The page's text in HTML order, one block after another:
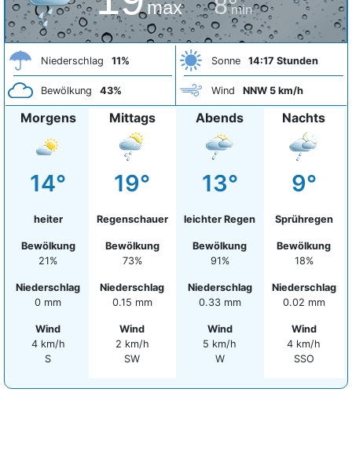
max min
Niederschlag 11%
Bewölkung 43%
Sonne 14:17 Stunden
Wind NNW 5 km/h
Morgens
14°
heiter
Bewölkung
21%
Niederschlag
0 mm
Wind
4 km/h
S
Mittags
19°
Regenschauer
Bewölkung
73%
Niederschlag
0.15 mm
Wind
2 km/h
SW
Abends
13°
leichter Regen
Bewölkung
91%
Niederschlag
0.33 mm
Wind
5 km/h
W
Nachts
9°
Sprühregen
Bewölkung
18%
Niederschlag
0.02 mm
Wind
4 km/h
SSO